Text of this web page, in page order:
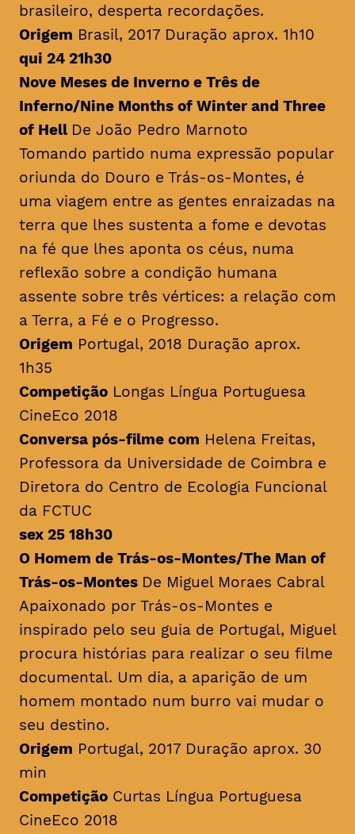
brasileiro, desperta recordações.
Origem Brasil, 2017 Duração aprox. 1h10
qui 24 21h30
Nove Meses de Inverno e Três de
Inferno/Nine Months of Winter and Three
of Hell De João Pedro Marnoto
Tomando partido numa expressão popular
oriunda do Douro e Trás-os-Montes, é
uma viagem entre as gentes enraizadas na
terra que lhes sustenta a fome e devotas
na fé que lhes aponta os céus, numa
reflexão sobre a condição humana
assente sobre três vértices: a relação com
a Terra, a Fé e o Progresso.
Origem Portugal, 2018 Duração aprox.
1h35
CompetiçãoLongas Língua Portuguesa
CineEco 2018
Conversa pós-filme com Helena Freitas,
Professora da Universidade de Coimbra e
Diretora do Centro de Ecologia Funcional
da FCTUC
sex 25 18h30
O Homem de Trás-os-Montes/The Man of
Trás-os-Montes De Miguel Moraes Cabral
Apaixonado por Trás-os-Montes e
inspirado pelo seu guia de Portugal, Miguel
procura histórias para realizar o seu filme
documental. Um dia, a aparição de um
homem montado num burro vai mudar o
seu destino.
Origem Portugal, 2017 Duração aprox. 30
min
CompetiçãoCurtas Língua Portuguesa
CineEco 2018